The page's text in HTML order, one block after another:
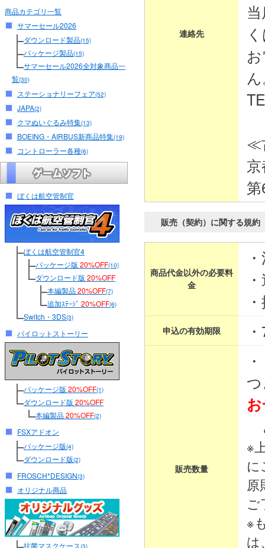
商品カテゴリ一覧
サマーセール2026
ダウンロード製品(15)
パッケージ製品(15)
サマーセール2026全対象商品一
覧(30)
ステーショナリーフェア(52)
JAPA(2)
クマぬいぐるみ特集(13)
BOEING・AIRBUS新商品特集(19)
コントローラー各種(6)
ぼくは航空管制官
ぼくは航空管制官4
パッケージ版 20%OFF(10)
ダウンロード版 20%OFF
本編製品20%OFF(7)
追加ｽﾃｰｼﾞ 20%OFF(6)
Switch・3DS(3)
パイロットストーリー
パッケージ版 20%OFF(1)
ダウンロード版 20%OFF
本編製品20%OFF(2)
FSXアドオン
パッケージ版(4)
ダウンロード版(2)
FROSCH*DESIGN(3)
オリジナル商品
抗菌マスクケース(3)
連絡先
≪
販売（契約）に関する規約
商品代金以外の必要料
金
申込の有効期限
販売数量
※
に
原
ご
※
は